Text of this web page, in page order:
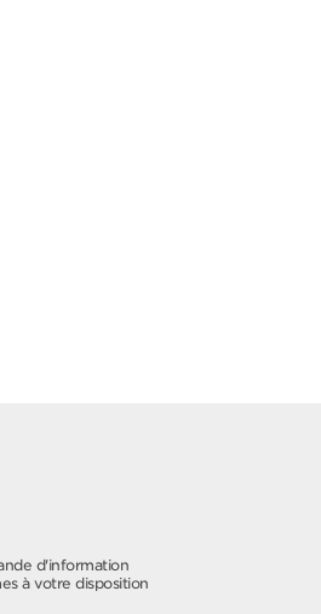
d'information
à votre disposition